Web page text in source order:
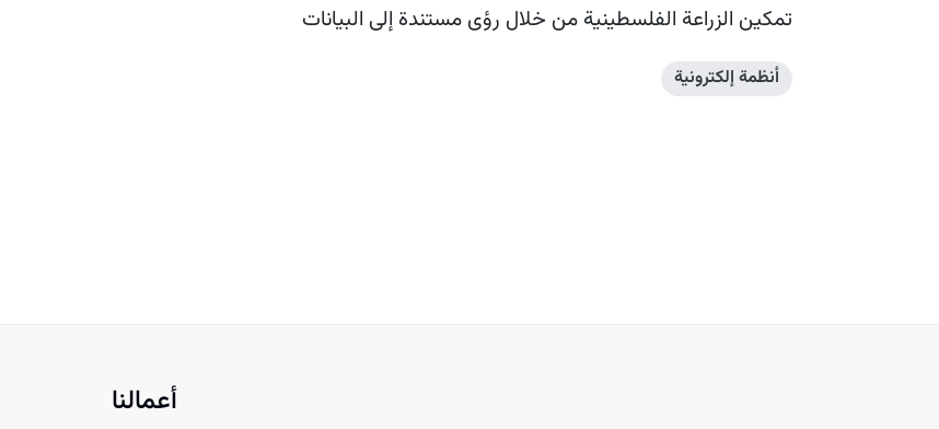
تمكين الزراعة الفلسطينية من خلال رؤى مستندة إلى البيانات
أنظمة إلكترونية
أعمالنا